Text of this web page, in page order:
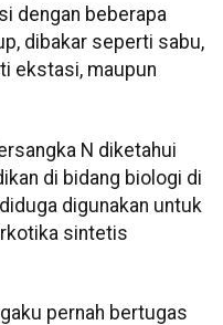
dengan beberapa
dibakar seperti sabu,
ekstasi, maupun
N diketahui
di bidang biologi di
digunakan untuk
sintetis
pernah bertugas